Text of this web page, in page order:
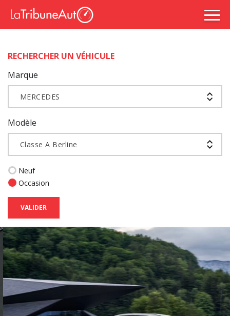
RECHERCHER UN VÉHICULE
Marque
MERCEDES
Modèle
Classe A Berline
Neuf
Occasion
VALIDER